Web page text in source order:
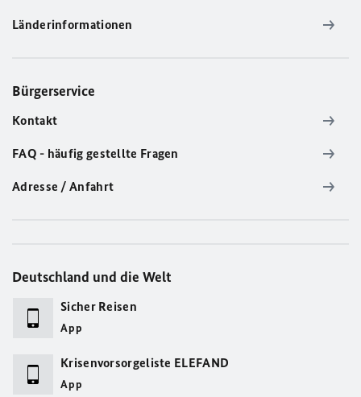
Länderinformationen
Bürgerservice
Kontakt
FAQ - häufig gestellte Fragen
Adresse / Anfahrt
Deutschland und die Welt
Sicher Reisen
App
Krisenvorsorgeliste ELEFAND
App